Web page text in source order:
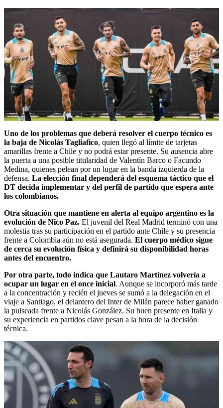
Uno de los problemas que deberá resolver el cuerpo técnico es
la baja de Nicolás Tagliafico, quien llegó al límite de tarjetas
amarillas frente a Chile y no podrá estar presente. Su ausencia abre
la puerta a una posible titularidad de Valentín Barco o Facundo
Medina, quienes pelean por un lugar en la banda izquierda de la
defensa. La elección final dependerá del esquema táctico que el
DT decida implementar y del perfil de partido que espera ante
los colombianos.
Otra situación que mantiene en alerta al equipo argentino es la
evolución de Nico Paz. El juvenil del Real Madrid terminó con una
molestia tras su participación en el partido ante Chile y su presencia
frente a Colombia aún no está asegurada. El cuerpo médico sigue
de cerca su evolución física y definirá su disponibilidad horas
antes del encuentro.
Por otra parte, todo indica que Lautaro Martínez volvería a
ocupar un lugar en el once inicial. Aunque se incorporó más tarde
a la concentración y recién el jueves se sumó a la delegación en el
viaje a Santiago, el delantero del Inter de Milán parece haber ganado
la pulseada frente a Nicolás González. Su buen presente en Italia y
su experiencia en partidos clave pesan a la hora de la decisión
técnica.